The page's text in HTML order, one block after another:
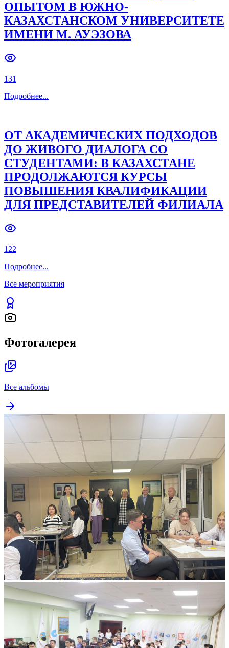
В ФИЛИАЛЕ СТАРТОВАЛ ДЕНЬ
ОТКРЫТЫХ ДВЕРЕЙ
177
Подробнее...
СОВРЕМЕННЫЕ ПОДХОДЫ К
И ОБМЕН МЕЖДУНАРОДНЫМ
ОПЫТОМ В ЮЖНО-
КАЗАХСТАНСКОМ УНИВЕРСИТЕТЕ
ИМЕНИ М. АУЭЗОВА
131
ОТ АКАДЕМИЧЕСКИХ ПОДХОДОВ
ДО ЖИВОГО ДИАЛОГА СО
СТУДЕНТАМИ: В КАЗАХСТАНЕ
ПРОДОЛЖАЮТСЯ КУРСЫ
ПОВЫШЕНИЯ КВАЛИФИКАЦИИ
ДЛЯ ПРЕДСТАВИТЕЛЕЙ ФИЛИАЛА